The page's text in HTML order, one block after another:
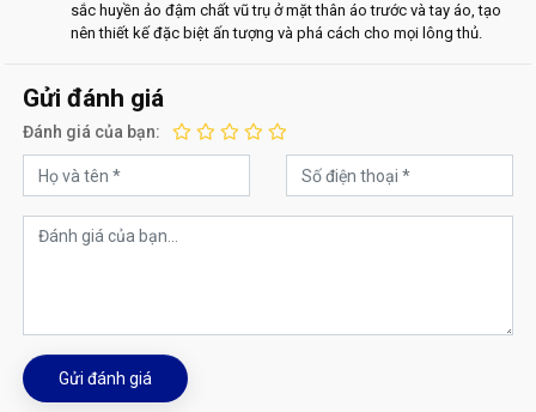
sắc huyền ảo đậm chất vũ trụ ở mặt thân áo trước và tay áo, tạo
nên thiết kế đặc biệt ấn tượng và phá cách cho mọi lông thủ.
Gửi đánh giá
Đánh giá của bạn:
Gửi đánh giá